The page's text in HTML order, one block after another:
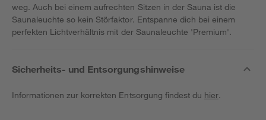
weg. Auch bei einem aufrechten Sitzen in der Sauna ist die
Saunaleuchte so kein Störfaktor. Entspanne dich bei einem
perfekten Lichtverhältnis mit der Saunaleuchte 'Premium'.
Sicherheits- und Entsorgungshinweise
Informationen zur korrekten Entsorgung findest du hier.